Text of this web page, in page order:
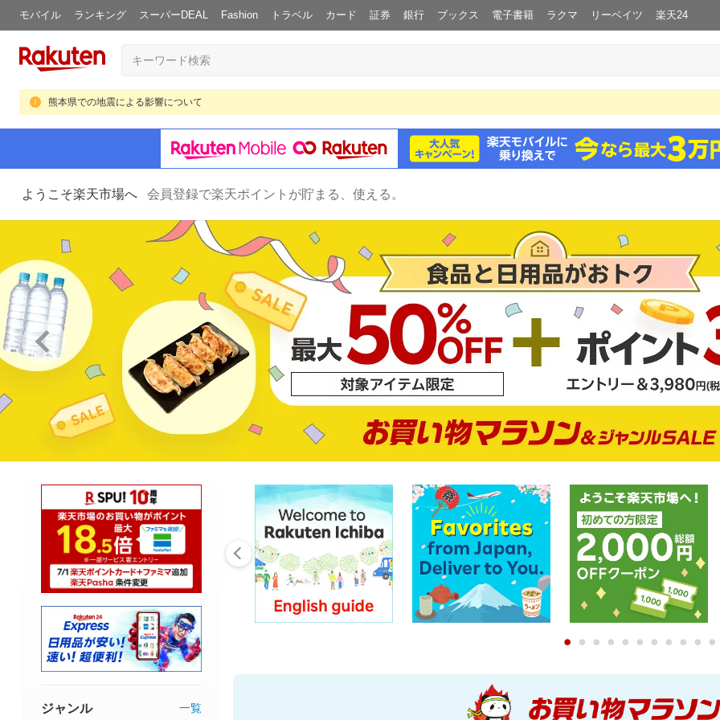
モバイル ランキング スーパーDEAL Fashion トラベル カード 証券 銀行 ブックス 電子書籍 ラクマ リーベイツ 楽天24
熊本県での地震による影響について
ようこそ楽天市場へ 会員登録で楽天ポイントが貯まる、使える。
0 1 2 3 4 5 6 7 8 9
ジャンル 一覧